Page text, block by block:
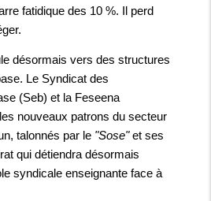
fatidique des 10 %. Il perd
désormais vers des structures
Le Syndicat des
(Seb) et la Feseena
nouveaux patrons du secteur
talonnés par le "Sose"et ses
qui détiendra désormais
syndicale enseignante face à